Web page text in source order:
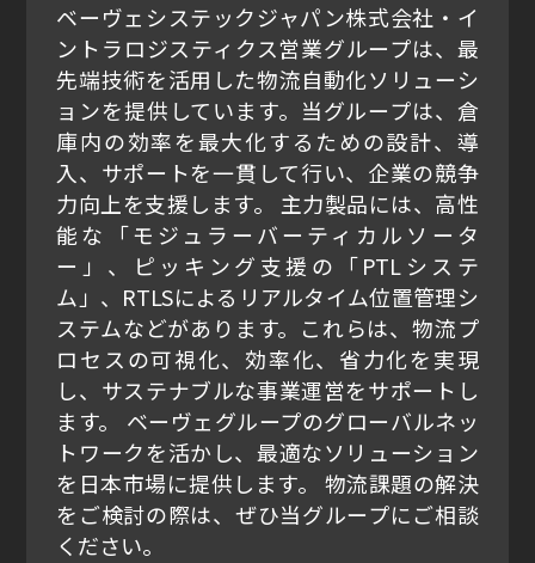
ベーヴェシステックジャパン株式会社・イ
ントラロジスティクス営業グループは、最
先端技術を活用した物流自動化ソリューシ
ョンを提供しています。当グループは、倉
庫内の効率を最大化するための設計、導
入、サポートを一貫して行い、企業の競争
力向上を支援します。 主力製品には、高性
能な「モジュラーバーティカルソータ
ー」、ピッキング支援の「PTLシステ
ム」、RTLSによるリアルタイム位置管理シ
ステムなどがあります。これらは、物流プ
ロセスの可視化、効率化、省力化を実現
し、サステナブルな事業運営をサポートし
ます。 ベーヴェグループのグローバルネッ
トワークを活かし、最適なソリューション
を日本市場に提供します。 物流課題の解決
をご検討の際は、ぜひ当グループにご相談
ください。